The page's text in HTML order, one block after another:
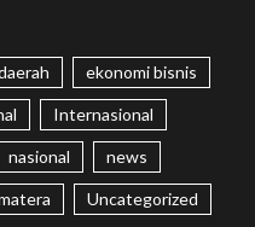
ekonomi bisnis
Internasional
nasional news
Uncategorized